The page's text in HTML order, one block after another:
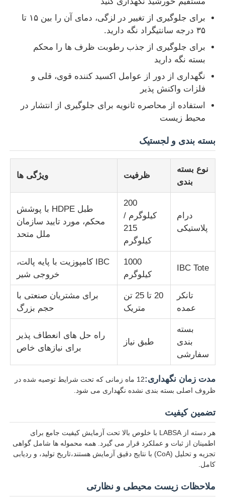
برای جلوگیری از تغییر در لزگی، دمای آن را بین ۱۵ تا
۳۵ درجه سانتیگراد نگه دارید.
برای جلوگیری از جذب رطوبت ظرف ها را محکم
بسته نگه دارید
نگهداری از دور از عوامل اکسید کننده قوی، قلی و
فلزات واکنش پذیر
استفاده از محاصره ثانویه برای جلوگیری از انتشار در
محیط زیست
بسته بندی و لجستیک
نوع بسته
بندی
ظرفیت ویژگی ها
درام
پلاستیکی
200
کیلوگرم /
215
کیلوگرم
طبل HDPE با پوشش
محکم، مورد تایید سازمان
ملل متحد
IBC Tote
1000
کیلوگرم
IBC کامپوزیت با پایه پالت،
خروجی شیر
تانکر
عمده
20 تا 25 تن
متریک
برای مشتریان صنعتی با
حجم بزرگ
بسته
بندی
سفارشی
طبق نیاز
راه حل های انعطاف پذیر
برای نیازهای خاص
مدت زمان نگهداری:
12 ماه زمانی که تحت شرایط توصیه شده در
ظروف اصلی بسته بندی نشده نگهداری می شود.
تضمین کیفیت
هر دسته از LABSA با خلوص بالا تحت آزمایش کیفیت جامع برای
اطمینان از ثبات و عملکرد قرار می گیرد. همه محموله ها شامل گواهی
تجزیه و تحلیل (CoA) با نتایج دقیق آزمایش هستند،تاریخ تولید، و ردیابی
کامل.
ملاحظات زیست محیطی و نظارتی